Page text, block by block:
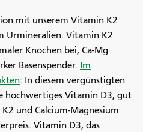
mit unserem Vitamin K2
Urmineralien. Vitamin K2
Knochen bei, Ca-Mg
Basenspender. Im
: In diesem vergünstigten
hochwertiges Vitamin D3, gut
und Calcium-Magnesium
Vitamin D3, das